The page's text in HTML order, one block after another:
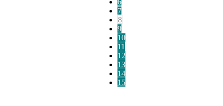
6
7
8
9
10
11
12
13
14
15